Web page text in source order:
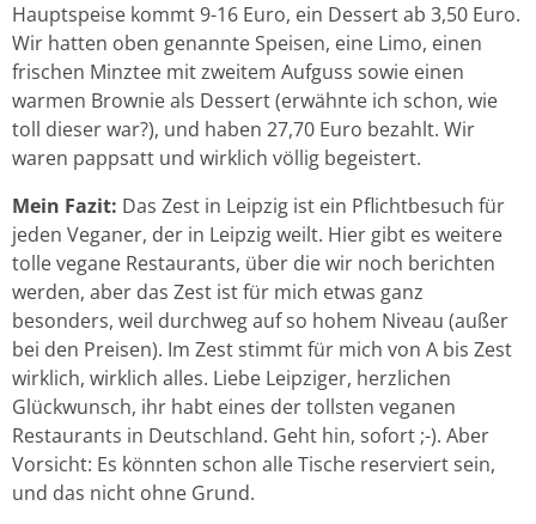
Hauptspeise kommt 9-16 Euro, ein Dessert ab 3,50 Euro.
Wir hatten oben genannte Speisen, eine Limo, einen
frischen Minztee mit zweitem Aufguss sowie einen
warmen Brownie als Dessert (erwähnte ich schon, wie
toll dieser war?), und haben 27,70 Euro bezahlt. Wir
waren pappsatt und wirklich völlig begeistert.
Mein Fazit: Das Zest in Leipzig ist ein Pflichtbesuch für
jeden Veganer, der in Leipzig weilt. Hier gibt es weitere
tolle vegane Restaurants, über die wir noch berichten
werden, aber das Zest ist für mich etwas ganz
besonders, weil durchweg auf so hohem Niveau (außer
bei den Preisen). Im Zest stimmt für mich von A bis Zest
wirklich, wirklich alles. Liebe Leipziger, herzlichen
Glückwunsch, ihr habt eines der tollsten veganen
Restaurants in Deutschland. Geht hin, sofort ;-). Aber
Vorsicht: Es könnten schon alle Tische reserviert sein,
und das nicht ohne Grund.